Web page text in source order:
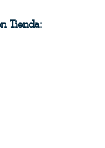
Tienda: